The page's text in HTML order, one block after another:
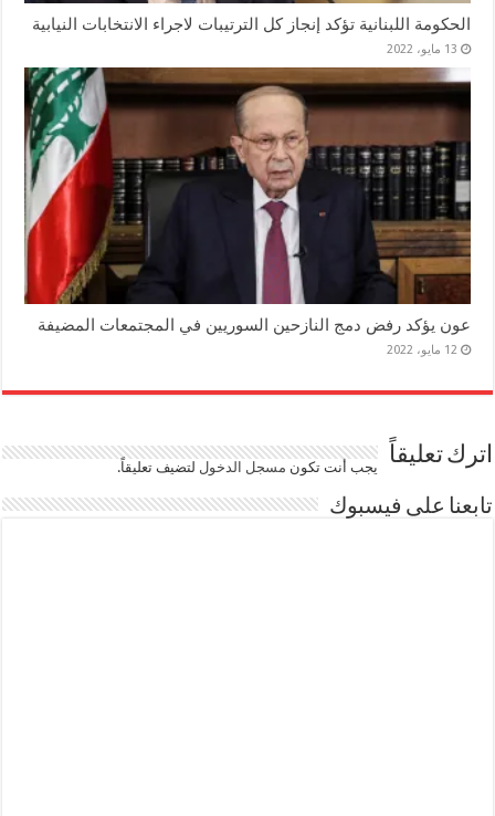
الحكومة اللبنانية تؤكد إنجاز كل الترتيبات لاجراء الانتخابات النيابية
13 مايو، 2022
عون يؤكد رفض دمج النازحين السوريين في المجتمعات المضيفة
12 مايو، 2022
اترك تعليقاً يجب أنت تكون مسجل الدخوللتضيف تعليقاً.
تابعنا على فيسبوك